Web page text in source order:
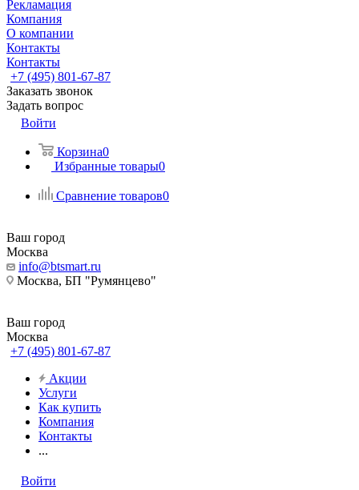
Рекламация
Компания
О компании
Контакты
Контакты
+7 (495) 801-67-87
Заказать звонок
Задать вопрос
Войти
Корзина0
Избранные товары0
Сравнение товаров0
Ваш город
Москва
info@btsmart.ru
Москва, БП "Румянцево"
Ваш город
Москва
+7 (495) 801-67-87
Акции
Услуги
Как купить
Компания
Контакты
...
Войти